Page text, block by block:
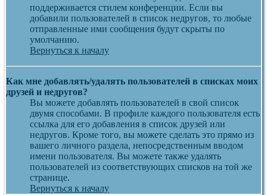
поддерживается стилем конференции. Если вы
добавили пользователей в список недругов, то любые
отправленные ими сообщения будут скрыты по
умолчанию.
Вернуться к началу
Как мне добавлять/удалять пользователей в списках моих
друзей и недругов?
Вы можете добавлять пользователей в свой список
двумя способами. В профиле каждого пользователя есть
ссылка для его добавления в список друзей или
недругов. Кроме того, вы можете сделать это прямо из
вашего личного раздела, непосредственным вводом
имени пользователя. Вы можете также удалять
пользователей из соответствующих списков на той же
странице.
Вернуться к началу